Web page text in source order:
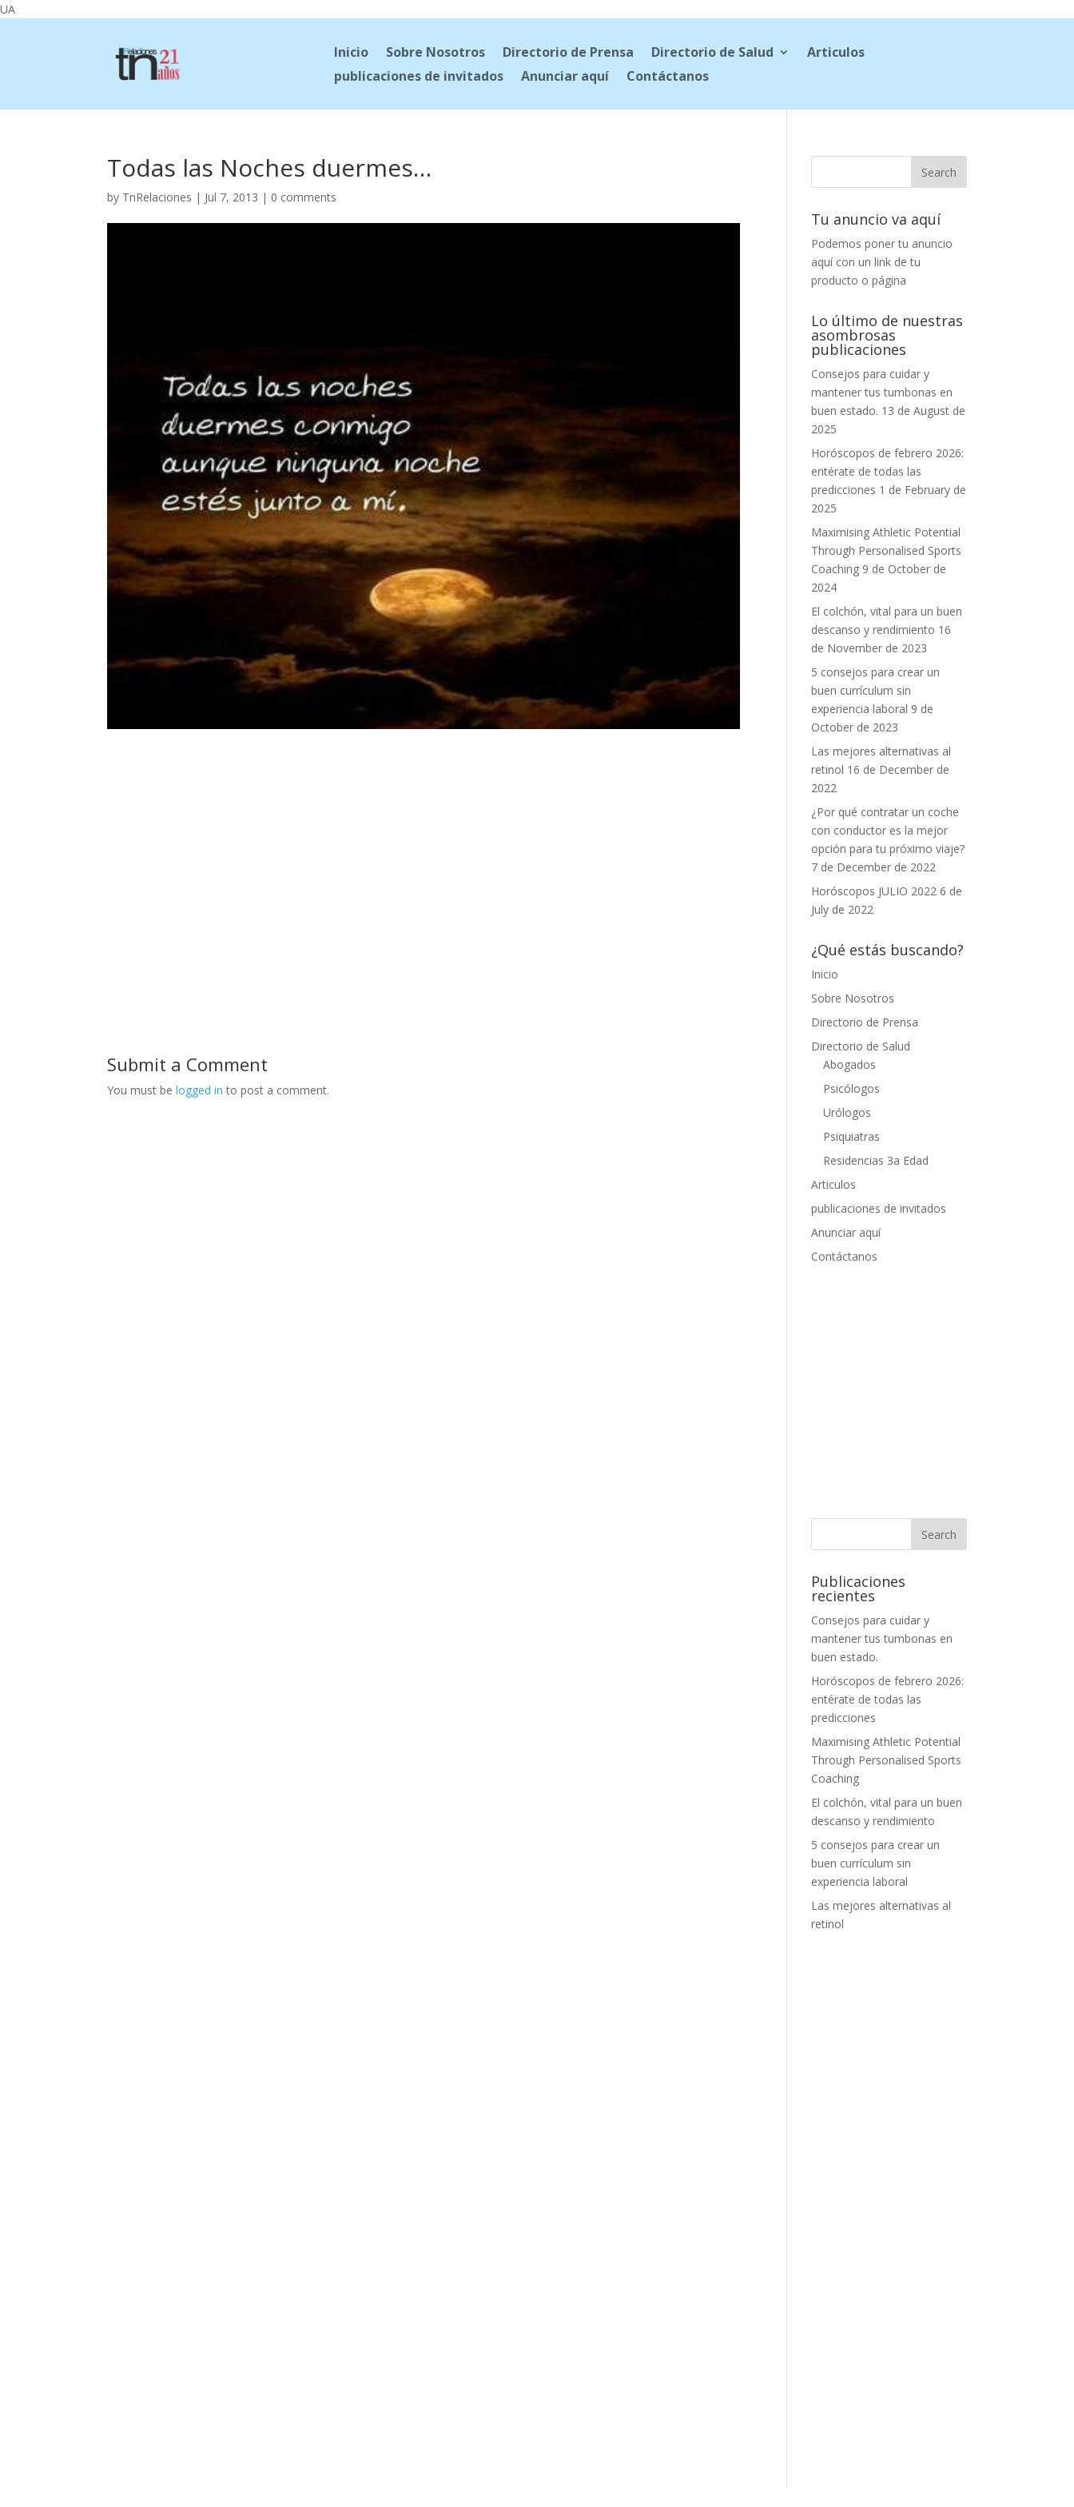
UA
Inicio Sobre Nosotros Directorio de Prensa Directorio de Salud
Articulos
publicaciones de invitados
Anunciar aquí Contáctanos
Todas las Noches duermes…
by TnRelaciones | Jul 7, 2013 | 0 comments
Submit a Comment
You must belogged in to post a comment.
Tu anuncio va aquí
Podemos poner tu anuncio
aquí con un link de tu
producto o página
Lo último de nuestras
asombrosas
publicaciones
Consejos para cuidar y
mantener tus tumbonas en
buen estado. 13 de August de
2025
Horóscopos de febrero 2026:
entérate de todas las
predicciones 1 de February de
2025
Maximising Athletic Potential
Through Personalised Sports
Coaching 9 de October de
2024
El colchón, vital para un buen
descanso y rendimiento 16
de November de 2023
5 consejos para crear un
buen currículum sin
experiencia laboral 9 de
October de 2023
Las mejores alternativas al
retinol 16 de December de
2022
¿Por qué contratar un coche
con conductor es la mejor
opción para tu próximo viaje?
7 de December de 2022
Horóscopos JULIO 2022 6 de
July de 2022
¿Qué estás buscando?
Inicio
Sobre Nosotros
Directorio de Prensa
Directorio de Salud
Abogados
Psicólogos
Urólogos
Psiquiatras
Residencias 3a Edad
Articulos
publicaciones de invitados
Anunciar aquí
Contáctanos
Publicaciones
recientes
Consejos para cuidar y
mantener tus tumbonas en
buen estado.
Horóscopos de febrero 2026:
entérate de todas las
predicciones
Maximising Athletic Potential
Through Personalised Sports
Coaching
El colchón, vital para un buen
descanso y rendimiento
5 consejos para crear un
buen currículum sin
experiencia laboral
Las mejores alternativas al
retinol